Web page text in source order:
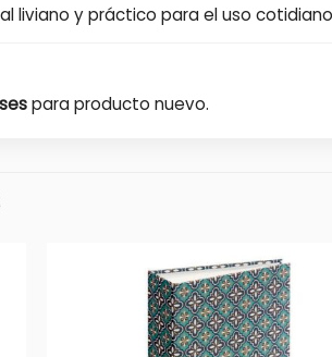
liviano y práctico para el uso
para producto nuevo.